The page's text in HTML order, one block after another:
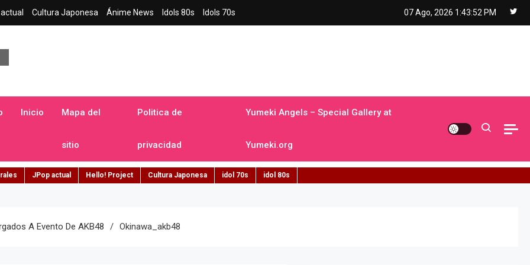
Cultura Japonesa Ánime News Idols 80s Idols 70s 07 Ago, 2026 1:43:53 PM
Inicio Mapa del
sitio
Politica de
privacidad
Yumeki Angels – Special Gallery at
Yumeki.org
JPop actual Hello! Project Cultura Japonesa idol 70s idol 80s
A Evento De AKB48 Okinawa_akb48